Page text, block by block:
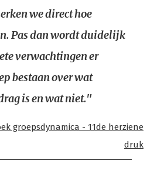
we direct hoe
Pas dan wordt duidelijk
verwachtingen er
bestaan over wat
is en wat niet."
groepsdynamica - 11de herziene
druk